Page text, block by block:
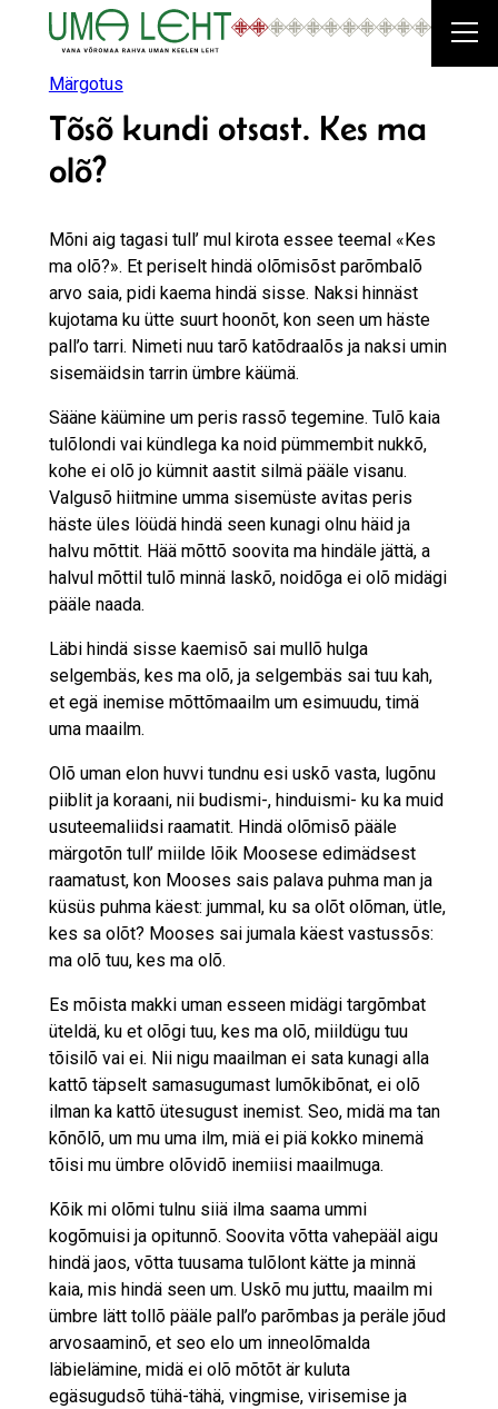
juurdeMärgotus
Tõsõ kundi otsast. Kes ma
olõ?
Mõni aig tagasi tull’ mul kirota essee teemal «Kes
ma olõ?». Et periselt hindä olõmisõst parõmbalõ
arvo saia, pidi kaema hindä sisse. Naksi hinnäst
kujotama ku ütte suurt hoonõt, kon seen um häste
pall’o tarri. Nimeti nuu tarõ katõdraalõs ja naksi umin
sisemäidsin tarrin ümbre käümä.
Sääne käümine um peris rassõ tegemine. Tulõ kaia
tulõlondi vai kündlega ka noid pümmembit nukkõ,
kohe ei olõ jo kümnit aastit silmä pääle visanu.
Valgusõ hiitmine umma sisemüste avitas peris
häste üles löüdä hindä seen kunagi olnu häid ja
halvu mõttit. Hää mõttõ soovita ma hindäle jättä, a
halvul mõttil tulõ minnä laskõ, noidõga ei olõ midägi
pääle naada.
Läbi hindä sisse kaemisõ sai mullõ hulga
selgembäs, kes ma olõ, ja selgembäs sai tuu kah,
et egä inemise mõttõmaailm um esimuudu, timä
uma maailm.
Olõ uman elon huvvi tundnu esi uskõ vasta, lugõnu
piiblit ja koraani, nii budismi-, hinduismi- ku ka muid
usuteemaliidsi raamatit. Hindä olõmisõ pääle
märgotõn tull’ miilde lõik Moosese edimädsest
raamatust, kon Mooses sais palava puhma man ja
küsüs puhma käest: jummal, ku sa olõt olõman, ütle,
kes sa olõt? Mooses sai jumala käest vastussõs:
ma olõ tuu, kes ma olõ.
Es mõista makki uman esseen midägi targõmbat
üteldä, ku et olõgi tuu, kes ma olõ, miildügu tuu
tõisilõ vai ei. Nii nigu maailman ei sata kunagi alla
kattõ täpselt samasugumast lumõkibõnat, ei olõ
ilman ka kattõ ütesugust inemist. Seo, midä ma tan
kõnõlõ, um mu uma ilm, miä ei piä kokko minemä
tõisi mu ümbre olõvidõ inemiisi maailmuga.
Kõik mi olõmi tulnu siiä ilma saama ummi
kogõmuisi ja opitunnõ. Soovita võtta vahepääl aigu
hindä jaos, võtta tuusama tulõlont kätte ja minnä
kaia, mis hindä seen um. Uskõ mu juttu, maailm mi
ümbre lätt tollõ pääle pall’o parõmbas ja peräle jõud
arvosaaminõ, et seo elo um inneolõmalda
läbielämine, midä ei olõ mõtõt är kuluta
egäsugudsõ tühä-tähä, vingmise, virisemise ja